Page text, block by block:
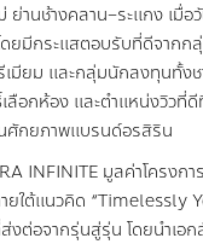
ย่านช้างคลาน–ระแกง เมื่อ
ยมีกระแสตอบรับที่ดีจากก
มียม และกลุ่มนักลงทุนทั้งช
ลือกห้อง และตำแหน่งวิวที่
ศักยภาพแบรนด์อรสิริน
INFINITE มูลค่าโครงกา
ใต้แนวคิด “Timelessly
งต่อจากรุ่นสู่รุ่น โดยนำเอ